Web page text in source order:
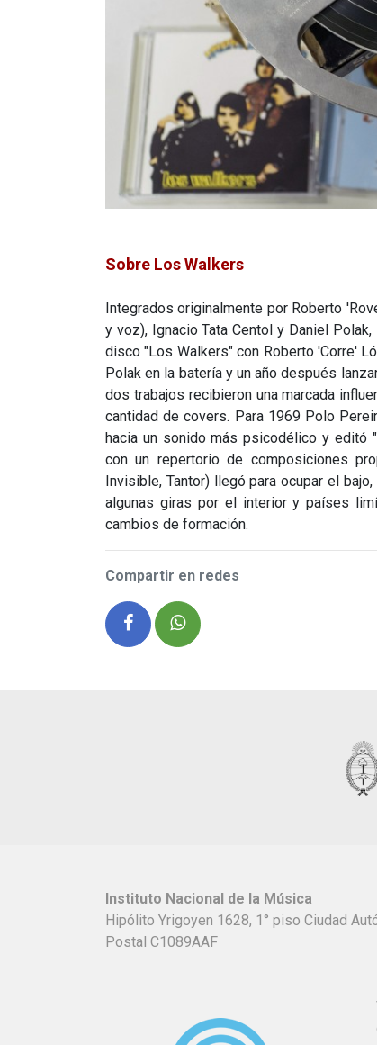
Sobre Los Walkers
Integrados originalmente por Roberto
y voz), Ignacio Tata Centol y Daniel
disco "Los Walkers" con Roberto 'Corre'
Polak en la batería y un año después
dos trabajos recibieron una marcada
cantidad de covers. Para 1969 Polo
hacia un sonido más psicodélico y editó
con un repertorio de composiciones
Invisible, Tantor) llegó para ocupar el
algunas giras por el interior y países
cambios de formación.
Compartir en redes
Instituto Nacional de la Música
Hipólito Yrigoyen 1628, 1° piso Ciudad
Postal C1089AAF